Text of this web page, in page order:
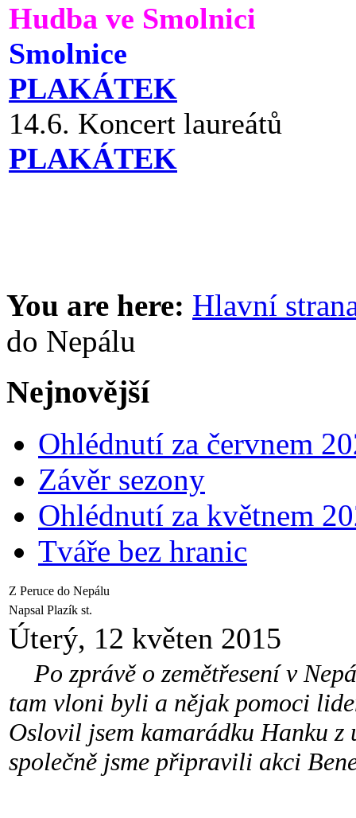
Hudba ve Smolnici
Smolnice
PLAKÁTEK
14.6. Koncert laureátů
PLAKÁTEK
You are here: Hlavní
do Nepálu
Nejnovější
Ohlédnutí za červnem
Závěr sezony
Ohlédnutí za květnem
Tváře bez hranic
Z Peruce do Nepálu
Napsal Plazík st.
Úterý, 12 květen 2015
Po zprávě o zemětřesení v
tam vloni byli a nějak pomoci
Oslovil jsem kamarádku Hanku
společně jsme připravili akci